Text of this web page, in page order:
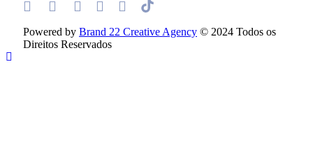
Powered by Brand 22 Creative Agency © 2024 Todos os
Direitos Reservados